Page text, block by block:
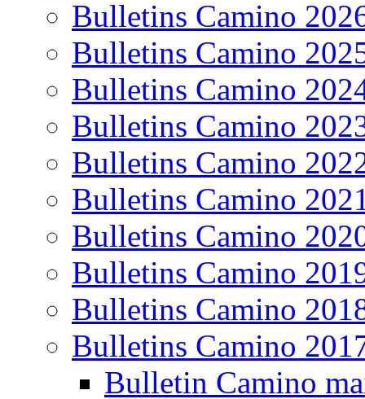
Bulletins Camino
Bulletins Camino
Bulletins Camino
Bulletins Camino
Bulletins Camino
Bulletins Camino
Bulletins Camino
Bulletins Camino
Bulletins Camino
Bulletins Camino
Bulletin Camino